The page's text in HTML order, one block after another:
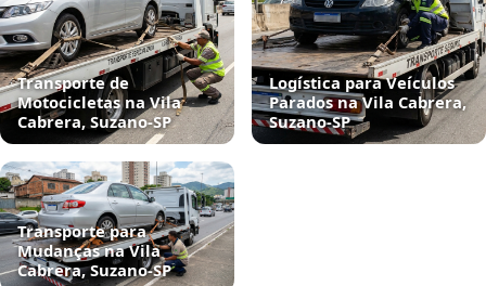
Transporte de
Motocicletas na Vila
Cabrera, Suzano‑SP
Logística para Veículos
Parados na Vila Cabrera,
Suzano‑SP
Transporte para
Mudanças na Vila
Cabrera, Suzano‑SP